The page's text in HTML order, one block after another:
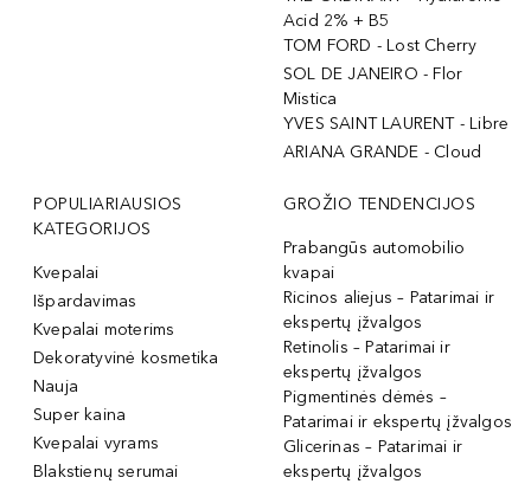
Acid 2% + B5
TOM FORD - Lost Cherry
SOL DE JANEIRO - Flor
Mistica
YVES SAINT LAURENT - Libre
ARIANA GRANDE - Cloud
POPULIARIAUSIOS
KATEGORIJOS
Kvepalai
Išpardavimas
Kvepalai moterims
Dekoratyvinė kosmetika
Nauja
Super kaina
Kvepalai vyrams
Blakstienų serumai
GROŽIO TENDENCIJOS
Prabangūs automobilio
kvapai
Ricinos aliejus – Patarimai ir
ekspertų įžvalgos
Retinolis – Patarimai ir
ekspertų įžvalgos
Pigmentinės dėmės –
Patarimai ir ekspertų įžvalgos
Glicerinas – Patarimai ir
ekspertų įžvalgos